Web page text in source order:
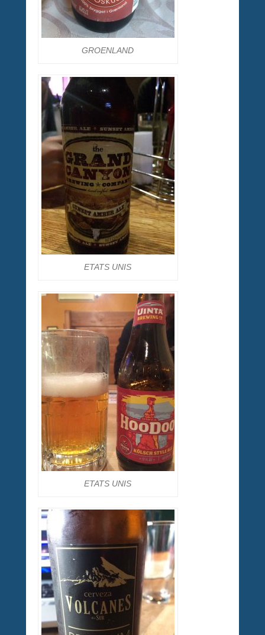
GROENLAND
ETATS UNIS
ETATS UNIS